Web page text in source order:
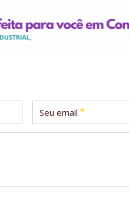
Seu email *